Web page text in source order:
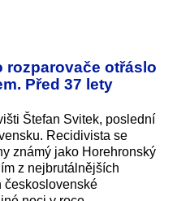
rozparovače otřáslo
Před 37 lety
Štefan Svitek, poslední
Recidivista se
známý jako Horehronský
z nejbrutálnějších
československé